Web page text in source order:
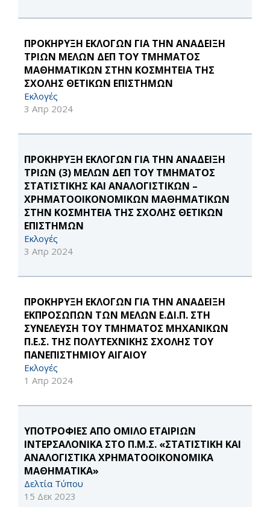
ΠΡΟΚΗΡΥΞΗ ΕΚΛΟΓΩΝ ΓΙΑ ΤΗΝ ΑΝΑΔΕΙΞΗ
ΤΡΙΩΝ ΜΕΛΩΝ ΔΕΠ ΤΟΥ ΤΜΗΜΑΤΟΣ
ΜΑΘΗΜΑΤΙΚΩΝ ΣΤΗΝ ΚΟΣΜΗΤΕΙΑ ΤΗΣ
ΣΧΟΛΗΣ ΘΕΤΙΚΩΝ ΕΠΙΣΤΗΜΩΝ
Εκλογές
3 Απρ 2024
ΠΡΟΚΗΡΥΞΗ ΕΚΛΟΓΩΝ ΓΙΑ ΤΗΝ ΑΝΑΔΕΙΞΗ
ΤΡΙΩΝ (3) ΜΕΛΩΝ ΔΕΠ ΤΟΥ ΤΜΗΜΑΤΟΣ
ΣΤΑΤΙΣΤΙΚΗΣ ΚΑΙ ΑΝΑΛΟΓΙΣΤΙΚΩΝ –
ΧΡΗΜΑΤΟΟΙΚΟΝΟΜΙΚΩΝ ΜΑΘΗΜΑΤΙΚΩΝ
ΣΤΗΝ ΚΟΣΜΗΤΕΙΑ ΤΗΣ ΣΧΟΛΗΣ ΘΕΤΙΚΩΝ
ΕΠΙΣΤΗΜΩΝ
Εκλογές
3 Απρ 2024
ΠΡΟΚΗΡΥΞΗ ΕΚΛΟΓΩΝ ΓΙΑ ΤΗΝ ΑΝΑΔΕΙΞΗ
ΕΚΠΡΟΣΩΠΩΝ ΤΩΝ ΜΕΛΩΝ Ε.ΔΙ.Π. ΣΤΗ
ΣΥΝΕΛΕΥΣΗ ΤΟΥ ΤΜΗΜΑΤΟΣ ΜΗΧΑΝΙΚΩΝ
Π.Ε.Σ. ΤΗΣ ΠΟΛΥΤΕΧΝΙΚΗΣ ΣΧΟΛΗΣ ΤΟΥ
ΠΑΝΕΠΙΣΤΗΜΙΟΥ ΑΙΓΑΙΟΥ
Εκλογές
1 Απρ 2024
ΥΠΟΤΡΟΦΙΕΣ ΑΠΟ ΟΜΙΛΟ ΕΤΑΙΡΙΩΝ
ΙΝΤΕΡΣΑΛΟΝΙΚΑ ΣΤΟ Π.Μ.Σ. «ΣΤΑΤΙΣΤΙΚΗ ΚΑΙ
ΑΝΑΛΟΓΙΣΤΙΚΑ ΧΡΗΜΑΤΟΟΙΚΟΝΟΜΙΚΑ
ΜΑΘΗΜΑΤΙΚΑ»
Δελτία Τύπου
15 Δεκ 2023